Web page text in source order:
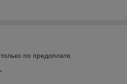
по предоплате.